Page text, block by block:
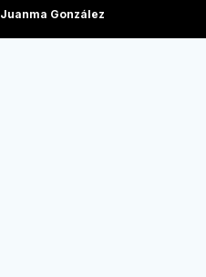
Juanma González